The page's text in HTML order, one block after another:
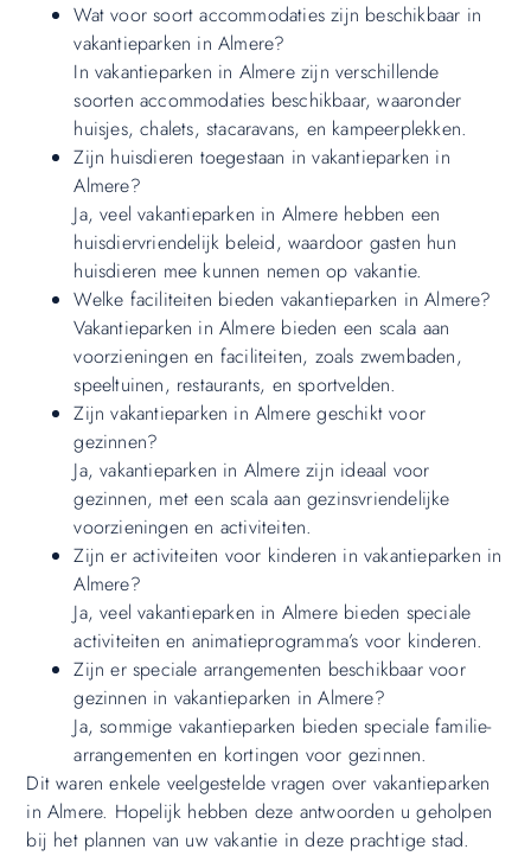
Wat voor soort accommodaties zijn beschikbaar in
vakantieparken in Almere?
In vakantieparken in Almere zijn verschillende
soorten accommodaties beschikbaar, waaronder
huisjes, chalets, stacaravans, en kampeerplekken.
Zijn huisdieren toegestaan ​​in vakantieparken in
Almere?
Ja, veel vakantieparken in Almere hebben een
huisdiervriendelijk beleid, waardoor gasten hun
huisdieren mee kunnen nemen op vakantie.
Welke faciliteiten bieden vakantieparken in Almere?
Vakantieparken in Almere bieden een scala aan
voorzieningen en faciliteiten, zoals zwembaden,
speeltuinen, restaurants, en sportvelden.
Zijn vakantieparken in Almere geschikt voor
gezinnen?
Ja, vakantieparken in Almere zijn ideaal voor
gezinnen, met een scala aan gezinsvriendelijke
voorzieningen en activiteiten.
Zijn er activiteiten voor kinderen in vakantieparken in
Almere?
Ja, veel vakantieparken in Almere bieden speciale
activiteiten en animatieprogramma’s voor kinderen.
Zijn er speciale arrangementen beschikbaar voor
gezinnen in vakantieparken in Almere?
Ja, sommige vakantieparken bieden speciale familie-
arrangementen en kortingen voor gezinnen.
Dit waren enkele veelgestelde vragen over vakantieparken
in Almere. Hopelijk hebben deze antwoorden u geholpen
bij het plannen van uw vakantie in deze prachtige stad.